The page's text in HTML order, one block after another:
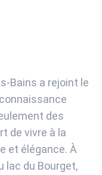
Bains a rejoint le
des
de vivre à la
et élégance. À
lac du Bourget,